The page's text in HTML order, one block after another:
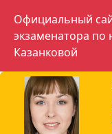
Официальный
экзаменатора по
Казанковой